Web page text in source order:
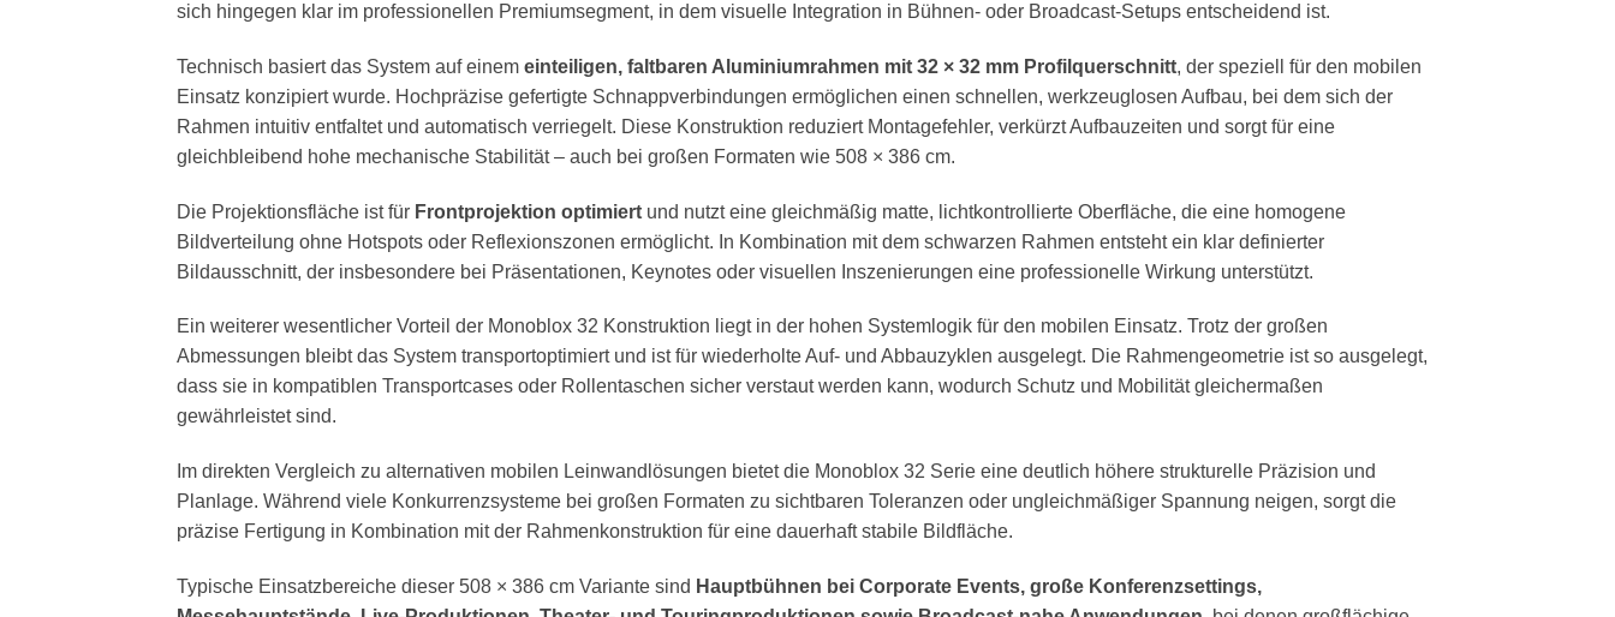
sich hingegen klar im professionellen Premiumsegment, in dem visuelle Integration in Bühnen- oder Broadcast-Setups entscheidend ist.
Technisch basiert das System auf einem einteiligen, faltbaren Aluminiumrahmen mit 32 × 32 mm Profilquerschnitt, der speziell für den mobilen
Einsatz konzipiert wurde. Hochpräzise gefertigte Schnappverbindungen ermöglichen einen schnellen, werkzeuglosen Aufbau, bei dem sich der
Rahmen intuitiv entfaltet und automatisch verriegelt. Diese Konstruktion reduziert Montagefehler, verkürzt Aufbauzeiten und sorgt für eine
gleichbleibend hohe mechanische Stabilität – auch bei großen Formaten wie 508 × 386 cm.
Die Projektionsfläche ist für Frontprojektion optimiert und nutzt eine gleichmäßig matte, lichtkontrollierte Oberfläche, die eine homogene
Bildverteilung ohne Hotspots oder Reflexionszonen ermöglicht. In Kombination mit dem schwarzen Rahmen entsteht ein klar definierter
Bildausschnitt, der insbesondere bei Präsentationen, Keynotes oder visuellen Inszenierungen eine professionelle Wirkung unterstützt.
Ein weiterer wesentlicher Vorteil der Monoblox 32 Konstruktion liegt in der hohen Systemlogik für den mobilen Einsatz. Trotz der großen
Abmessungen bleibt das System transportoptimiert und ist für wiederholte Auf- und Abbauzyklen ausgelegt. Die Rahmengeometrie ist so ausgelegt,
dass sie in kompatiblen Transportcases oder Rollentaschen sicher verstaut werden kann, wodurch Schutz und Mobilität gleichermaßen
gewährleistet sind.
Im direkten Vergleich zu alternativen mobilen Leinwandlösungen bietet die Monoblox 32 Serie eine deutlich höhere strukturelle Präzision und
Planlage. Während viele Konkurrenzsysteme bei großen Formaten zu sichtbaren Toleranzen oder ungleichmäßiger Spannung neigen, sorgt die
präzise Fertigung in Kombination mit der Rahmenkonstruktion für eine dauerhaft stabile Bildfläche.
Typische Einsatzbereiche dieser 508 × 386 cm Variante sind Hauptbühnen bei Corporate Events, große Konferenzsettings,